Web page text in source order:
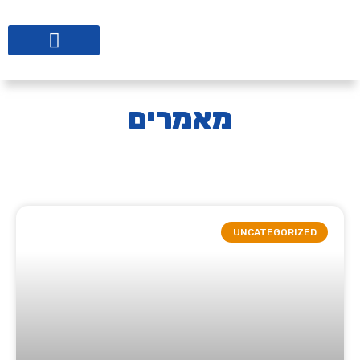
מאמרים
UNCATEGORIZED